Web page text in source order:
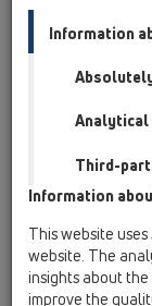
защита
13
13
Information
Analytical
Third-
Information
This website
website. The
insights about the
improve the